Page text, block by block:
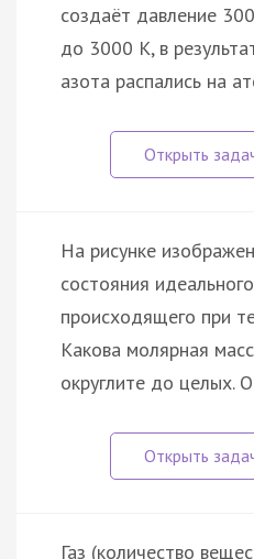
создаёт давление
до 3000 К, в
азота распались на
На рисунке
состояния
происходящего при
Какова молярная
округлите до целых.
Газ (количество